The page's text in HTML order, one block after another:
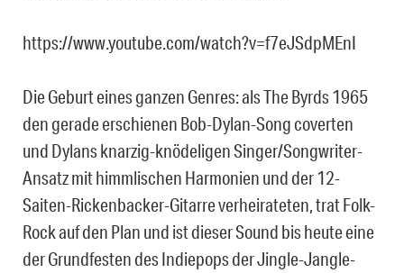
https://www.youtube.com/watch?v=f7eJSdpMEnI
Die Geburt eines ganzen Genres: als The Byrds 1965
den gerade erschienen Bob-Dylan-Song coverten
und Dylans knarzig-knödeligen Singer/Songwriter-
Ansatz mit himmlischen Harmonien und der 12-
Saiten-Rickenbacker-Gitarre verheirateten, trat Folk-
Rock auf den Plan und ist dieser Sound bis heute eine
der Grundfesten des Indiepops der Jingle-Jangle-